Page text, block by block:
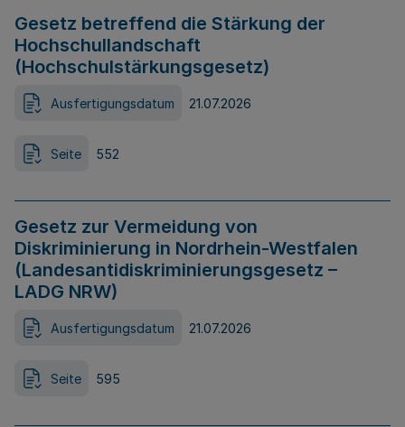
Gesetz betreffend die Stärkung der
Hochschullandschaft
(Hochschulstärkungsgesetz)
Ausfertigungsdatum 21.07.2026
Seite 552
Gesetz zur Vermeidung von
Diskriminierung in Nordrhein-Westfalen
(Landesantidiskriminierungsgesetz –
LADG NRW)
Ausfertigungsdatum 21.07.2026
Seite 595